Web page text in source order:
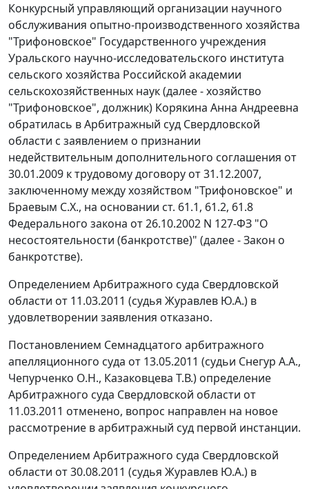
Конкурсный управляющий организации научного
обслуживания опытно-производственного хозяйства
"Трифоновское" Государственного учреждения
Уральского научно-исследовательского института
сельского хозяйства Российской академии
сельскохозяйственных наук (далее - хозяйство
"Трифоновское", должник) Корякина Анна Андреевна
обратилась в Арбитражный суд Свердловской
области с заявлением о признании
недействительным дополнительного соглашения от
30.01.2009 к трудовому договору от 31.12.2007,
заключенному между хозяйством "Трифоновское" и
Браевым С.Х., на основании ст. 61.1, 61.2, 61.8
Федерального закона от 26.10.2002 N 127-ФЗ "О
несостоятельности (банкротстве)" (далее - Закон о
банкротстве).
Определением Арбитражного суда Свердловской
области от 11.03.2011 (судья Журавлев Ю.А.) в
удовлетворении заявления отказано.
Постановлением Семнадцатого арбитражного
апелляционного суда от 13.05.2011 (судьи Снегур А.А.,
Чепурченко О.Н., Казаковцева Т.В.) определение
Арбитражного суда Свердловской области от
11.03.2011 отменено, вопрос направлен на новое
рассмотрение в арбитражный суд первой инстанции.
Определением Арбитражного суда Свердловской
области от 30.08.2011 (судья Журавлев Ю.А.) в